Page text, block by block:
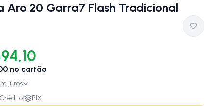
Aro 20 Garra7 Flash Tradicional
no cartão
juros
| PIX